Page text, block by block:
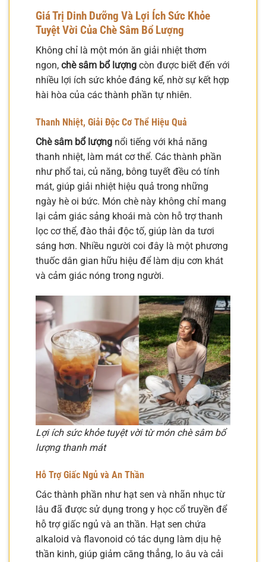
Giá Trị Dinh Dưỡng Và Lợi Ích Sức Khỏe
Tuyệt Vời Của Chè Sâm Bổ Lượng
Không chỉ là một món ăn giải nhiệt thơm
ngon, chè sâm bổ lượng còn được biết đến với
nhiều lợi ích sức khỏe đáng kể, nhờ sự kết hợp
hài hòa của các thành phần tự nhiên.
Thanh Nhiệt, Giải Độc Cơ Thể Hiệu Quả
Chè sâm bổ lượng nổi tiếng với khả năng
thanh nhiệt, làm mát cơ thể. Các thành phần
như phổ tai, củ năng, bông tuyết đều có tính
mát, giúp giải nhiệt hiệu quả trong những
ngày hè oi bức. Món chè này không chỉ mang
lại cảm giác sảng khoái mà còn hỗ trợ thanh
lọc cơ thể, đào thải độc tố, giúp làn da tươi
sáng hơn. Nhiều người coi đây là một phương
thuốc dân gian hữu hiệu để làm dịu cơn khát
và cảm giác nóng trong người.
Lợi ích sức khỏe tuyệt vời từ món chè sâm bổ
lượng thanh mát
Hỗ Trợ Giấc Ngủ và An Thần
Các thành phần như hạt sen và nhãn nhục từ
lâu đã được sử dụng trong y học cổ truyền để
hỗ trợ giấc ngủ và an thần. Hạt sen chứa
alkaloid và flavonoid có tác dụng làm dịu hệ
thần kinh, giúp giảm căng thẳng, lo âu và cải